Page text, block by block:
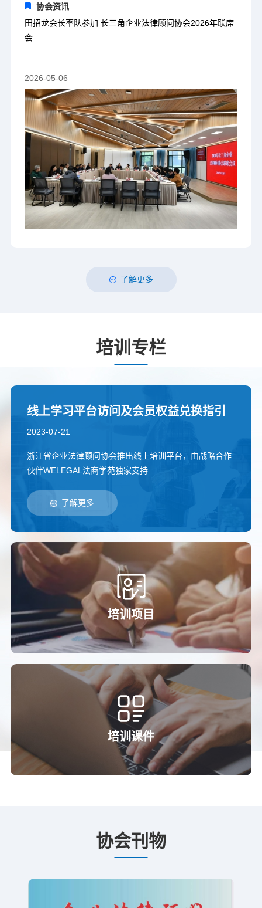
协会资讯
田招龙会长率队参加 长三角企业法律顾问协会2026年联席
会
2026-05-06
了解更多
培训专栏
线上学习平台访问及会员权益兑换指引
2023-07-21
浙江省企业法律顾问协会推出线上培训平台，由战略合作
伙伴WELEGAL法商学苑独家支持
了解更多
培训项目
培训课件
协会刊物